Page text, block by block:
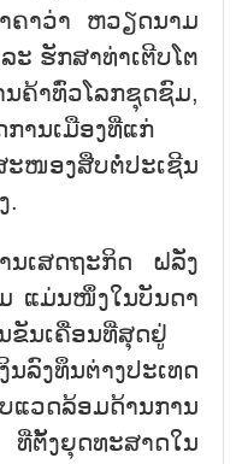
ຄາ​ວ່າ ຫວຽດ​ນາມ
ະ ຮັກ​ສາ​ທ່າ​ເຕີບ​ໂຕ​
ຄ້​າ​ທົ່ວ​ໂລກຊ​ຸ​ດ​ຊົມ,
ານ​ເມືອງທີ່​ແກ່​
ໜອງ​ສືບ​ຕໍ່​ປະ​ເຊີນ​
.
ນ​ເສ​ດ​ຖະ​ກິດ ຝ​ລັ່ງ
ແມ່ນ​ໜຶ່ງ​ໃນ​ບັນ​ດາ​
ຂັນ​ເຄື່ອ​ນ​ທີ່​ສຸດ​ຢູ່
ລົງ​ທຶນ​ຕ່າງ​ປະ​ເທດ​
ວດ​ລ້ອມ​ດ້ານ​ການ​
ຕັ້ງ​ຍຸດ​ທະ​ສາດ​ໃນ​